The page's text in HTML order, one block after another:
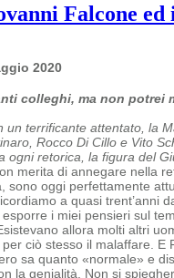
Falcone ed
2020
colleghi, ma non potrei
un terrificante attentato, la
Rocco Di Cillo e Vito
ogni retorica, la figura del
merita di annegare nella
sono oggi perfettamente
a quasi trent’anni
i miei pensieri sul
allora molti altri
ciò stesso il malaffare.
sa quanto «normale» e
la genialità. Non si